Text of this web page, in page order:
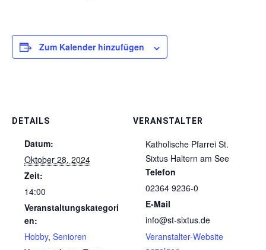
Zum Kalender hinzufügen
DETAILS
Datum:
Oktober 28, 2024
Zeit:
14:00
Veranstaltungskategori
en:
Hobby, Senioren
VERANSTALTER
Katholische Pfarrei St.
Sixtus Haltern am See
Telefon
02364 9236-0
E-Mail
info@st-sixtus.de
Veranstalter-Website